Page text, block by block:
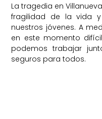
La tragedia en
fragilidad de la vida
nuestros jóvenes. A
en este momento
podemos trabajar
seguros para todos.